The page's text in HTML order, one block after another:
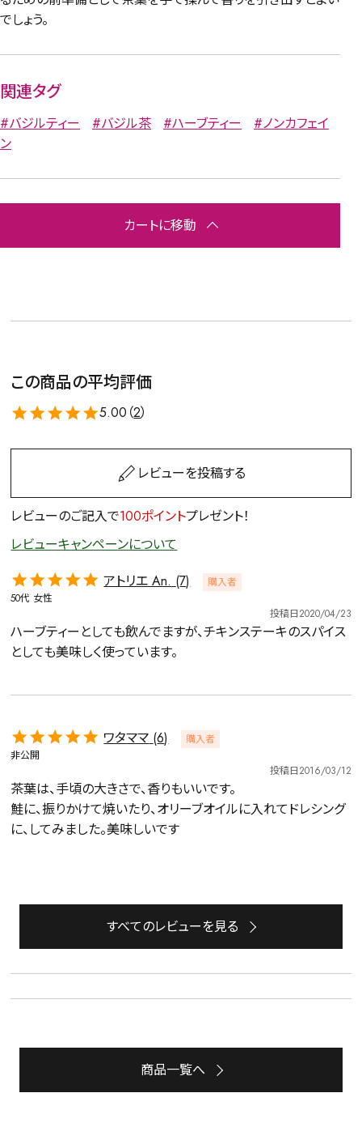
詳細検索
予算・価格で探す
でしょう。
関連タグ
#バジルティー #バジル茶 #ハーブティー
#ノンカフェイ
ン
カートに移動
この商品の平均評価
5.00（2）
レビューを投稿する
レビューのご記入で100ポイントプレゼント！
レビューキャンペーンについて
アトリエ An. 7
購入者
50代 女性
投稿日2020/04/23
ハーブティーとしても飲んでますが、チキンステーキのスパイス
としても美味しく使っています。
ワタママ 6
購入者
非公開
投稿日2016/03/12
茶葉は、手頃の大きさで、香りもいいです。
鮭に、振りかけて焼いたり、オリーブオイルに入れてドレシング
に、してみました。美味しいです
すべてのレビューを見る
商品一覧へ